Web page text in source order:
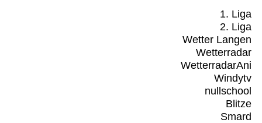
1. Liga
2. Liga
Wetter Langen
Wetterradar
WetterradarAni
Windytv
nullschool
Blitze
Smard